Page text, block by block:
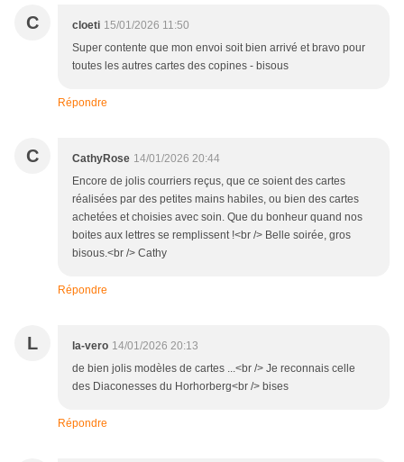
C cloeti 15/01/2026 11:50
Super contente que mon envoi soit bien arrivé et bravo pour
toutes les autres cartes des copines - bisous
Répondre
C CathyRose 14/01/2026 20:44
Encore de jolis courriers reçus, que ce soient des cartes
réalisées par des petites mains habiles, ou bien des cartes
achetées et choisies avec soin. Que du bonheur quand nos
boites aux lettres se remplissent !<br /> Belle soirée, gros
bisous.<br /> Cathy
Répondre
L la-vero 14/01/2026 20:13
de bien jolis modèles de cartes ...<br /> Je reconnais celle
des Diaconesses du Horhorberg<br /> bises
Répondre